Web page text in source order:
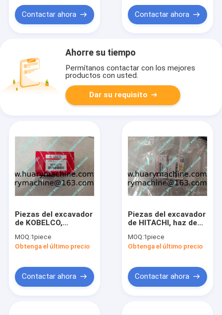
Contactar ahora Contactar ahora
Ahorre su tiempo
Permítanos contactar con los mejores
productos con usted.
Dar su requisito
Piezas del excavador
de KOBELCO,
motor del
termóstato SK320-
6D14 6D15 6D16 6D24
MOQ:1piece
Obtenga el último precio
Contactar ahora
Piezas del excavador
de HITACHI, haz de
ZAX240-3 del motor
8-98002897-8
MOQ:1piece
Obtenga el último precio
Contactar ahora